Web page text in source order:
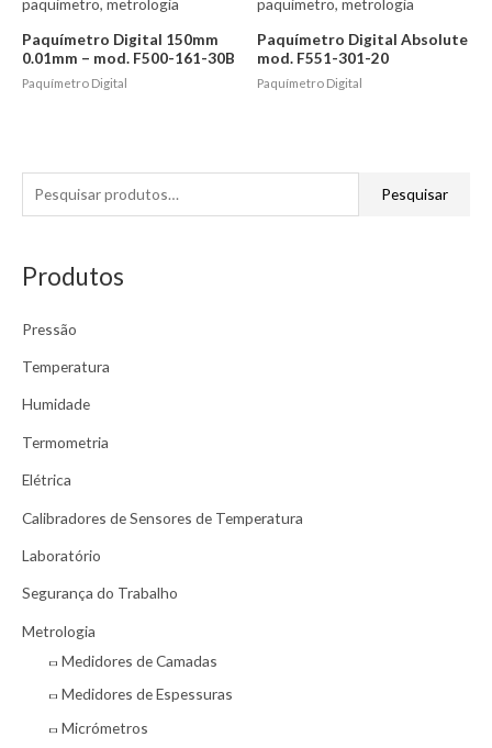
e
q
i
s
p
o
r
Pesquisar
Produtos
Pressão
Temperatura
Humidade
Termometria
Elétrica
Calibradores de Sensores de Temperatura
Laboratório
Segurança do Trabalho
Metrologia
Medidores de Camadas
Medidores de Espessuras
Micrómetros
Paquímetro Digital 150mm
0.01mm – mod. F500-161-30B
Paquímetro Digital
Paquímetro Digital Absolute
mod. F551-301-20
Paquímetro Digital